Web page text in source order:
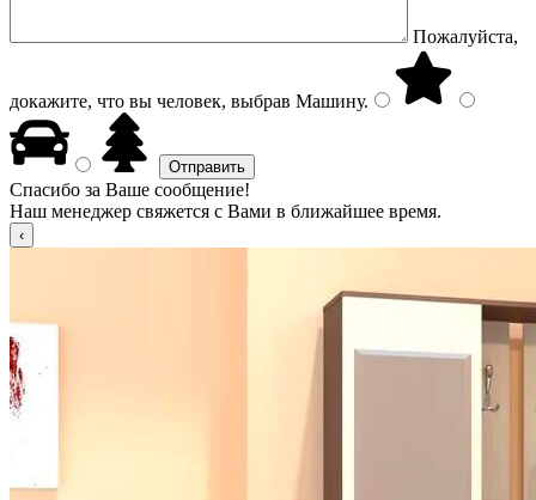
Пожалуйста,
докажите, что вы человек, выбрав Машину.
Спасибо за Ваше сообщение!
Наш менеджер свяжется с Вами в ближайшее время.